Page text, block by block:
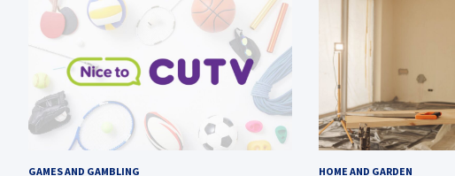
GAMES AND GAMBLING HOME AND GARDEN